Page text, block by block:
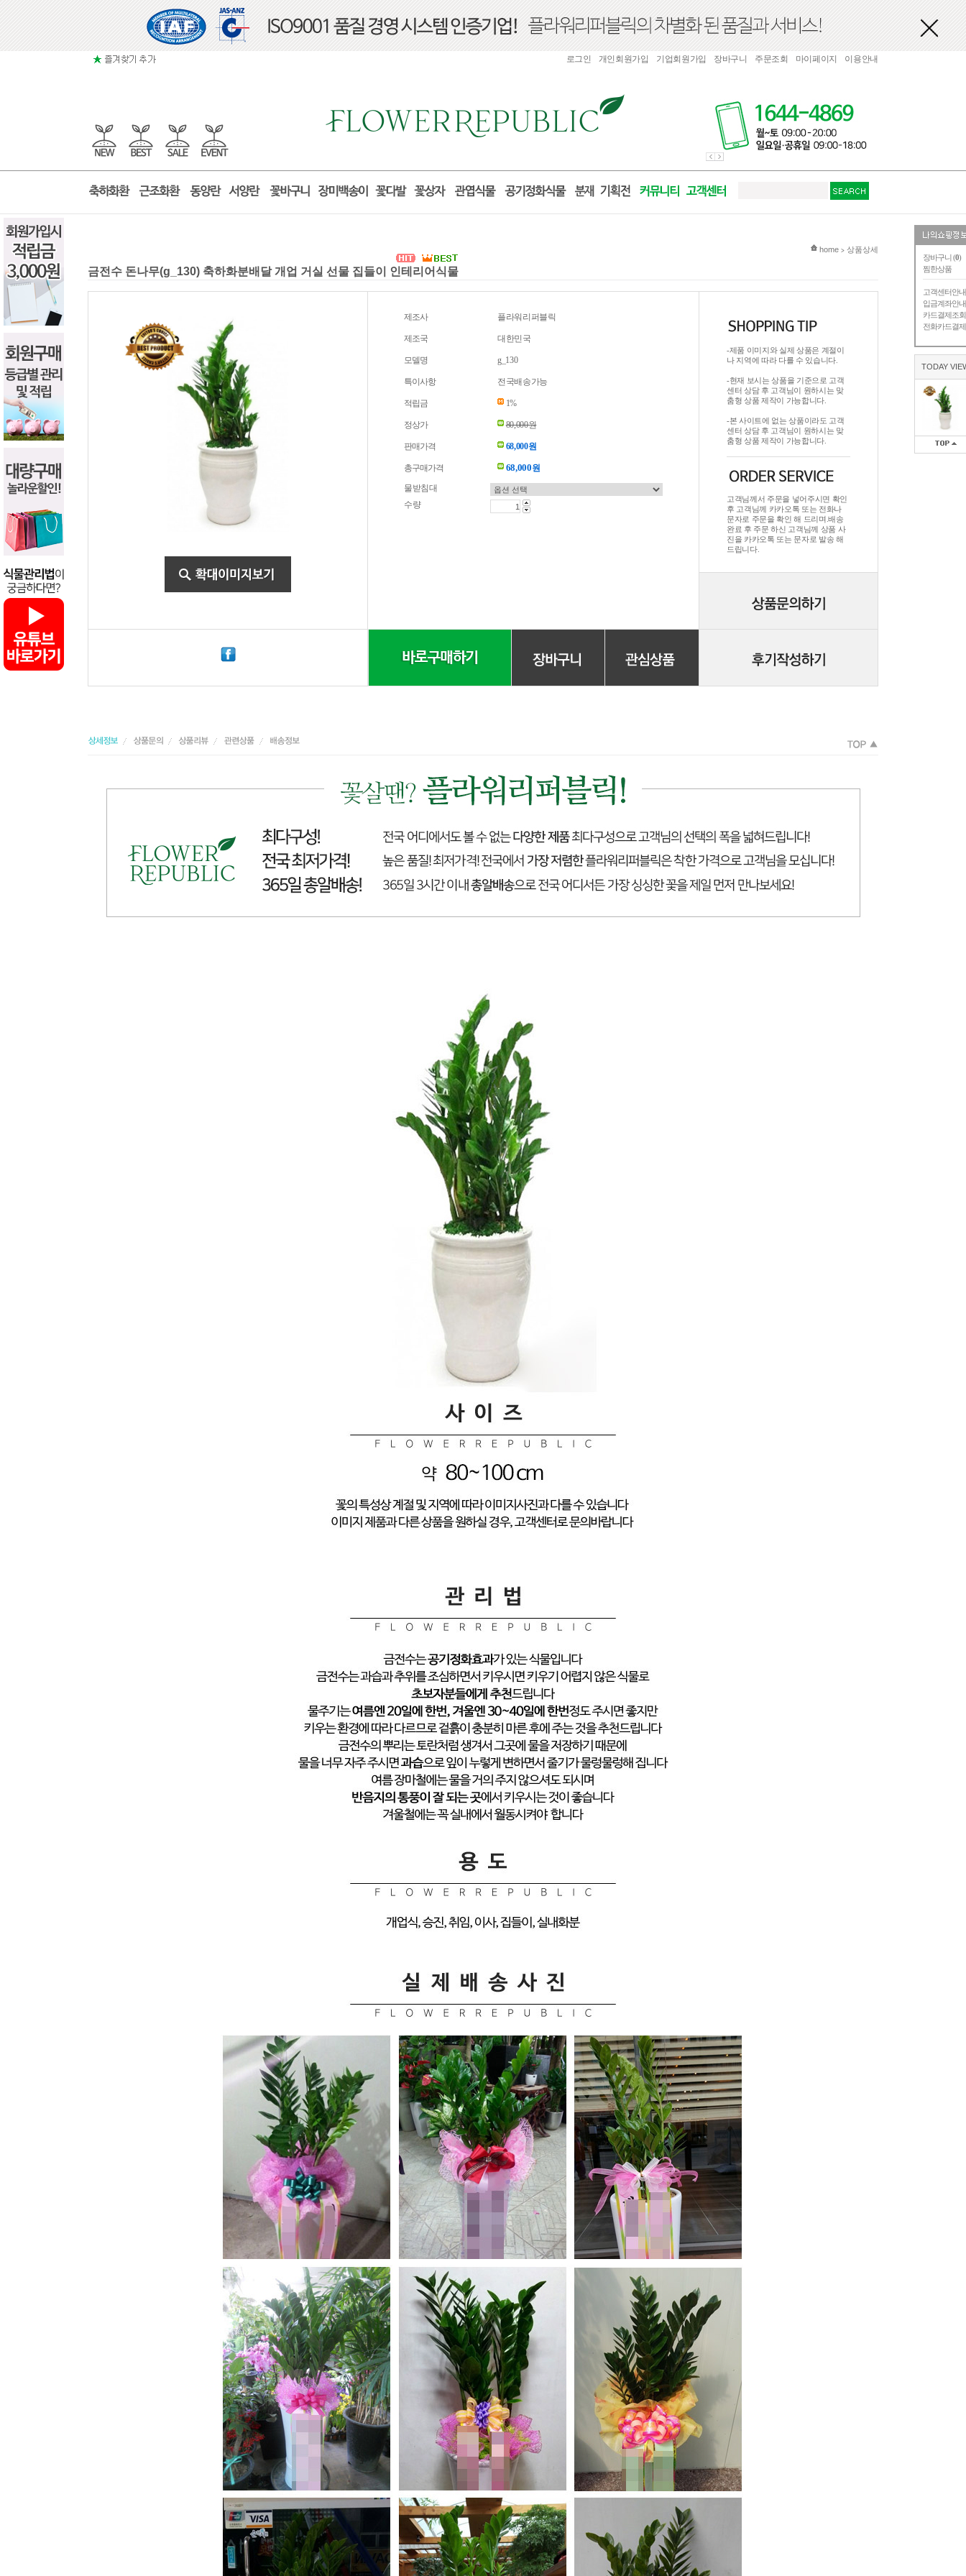
장바구니 (0)
찜한상품
고객센터안내
입금계좌안내
카드결제조회
전화카드결제
TODAY
로그인 개인회원가입 기업회원가입 장바구니 주문조회 마이페이지 이용안내
현재 위치
home > 상품상세
금전수 돈나무(g_130) 축하화분배달 개업 거실 선물 집들이 인테리어식물
제조사 플라워리퍼블릭
제조국 대한민국
모델명 g_130
특이사항 전국배송가능
적립금 1%
정상가 80,000원
판매가격 68,000원
총구매가격 68,000원
물받침대
수량
-제품 이미지와 실제 상품은 계절이
나 지역에 따라 다를 수 있습니다.
-현재 보시는 상품을 기준으로 고객
센터 상담 후 고객님이 원하시는 맞
춤형 상품 제작이 가능합니다.
-본 사이트에 없는 상품이라도 고객
센터 상담 후 고객님이 원하시는 맞
춤형 상품 제작이 가능합니다.
고객님께서 주문을 넣어주시면 확인
후 고객님께 카카오톡 또는 전화나
문자로 주문을 확인 해 드리며.배송
완료 후 주문 하신 고객님께 상품 사
진을 카카오톡 또는 문자로 발송 해
드립니다.